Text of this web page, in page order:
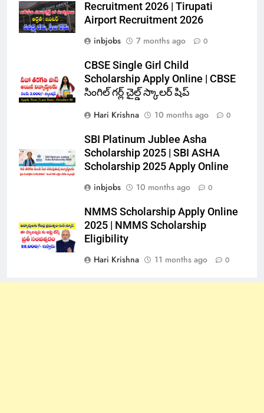
Recruitment 2026 | Tirupati
Airport Recruitment 2026
inbjobs
7 months ago 0
CBSE Single Girl Child
Scholarship Apply Online | CBSE
సింగిల్ గర్ల్ చైల్డ్ స్కాలర్ షిప్
Hari Krishna
10 months ago 0
SBI Platinum Jublee Asha
Scholarship 2025 | SBI ASHA
Scholarship 2025 Apply Online
inbjobs
10 months ago 0
NMMS Scholarship Apply Online
2025 | NMMS Scholarship
Eligibility
Hari Krishna
11 months ago 0